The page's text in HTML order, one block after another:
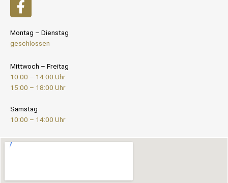
Montag – Dienstag
geschlossen
Mittwoch – Freitag
10:00 – 14:00 Uhr
15:00 – 18:00 Uhr
Samstag
10:00 – 14:00 Uhr